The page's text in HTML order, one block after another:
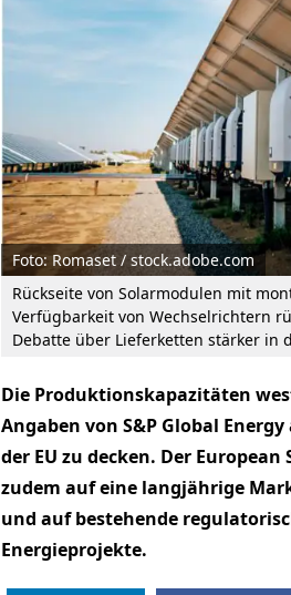
Foto: Romaset / stock.adobe.com
Rückseite von Solarmodulen mit
Verfügbarkeit von Wechselrichtern
Debatte über Lieferketten stärker in
Die Produktionskapazitäten
Angaben von S&P Global
der EU zu decken. Der
zudem auf eine langjährige
und auf bestehende
Energieprojekte.